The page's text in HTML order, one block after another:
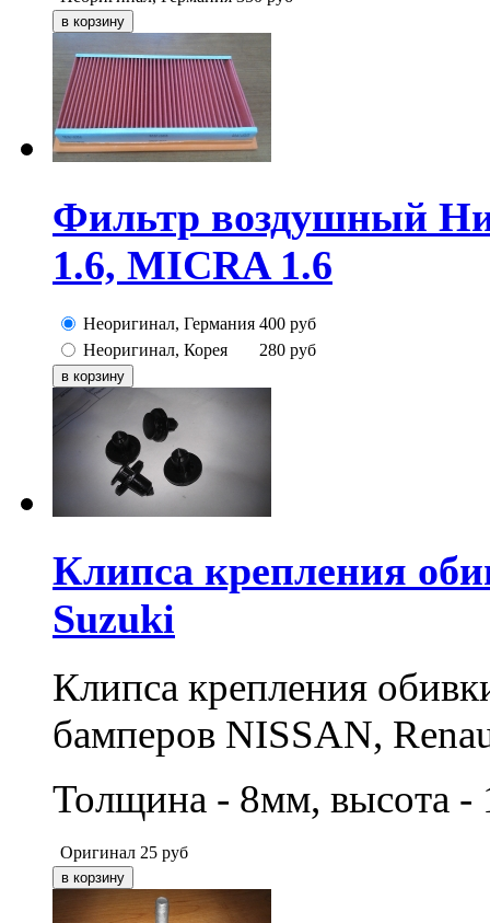
Фильтр воздушный
1.6, MICRA 1.6
Неоригинал, Германия 400 руб
Неоригинал, Корея
280 руб
Клипса крепления
Suzuki
Клипса крепления
бамперов NISSAN,
Толщина - 8мм, высота -
Оригинал 25 руб